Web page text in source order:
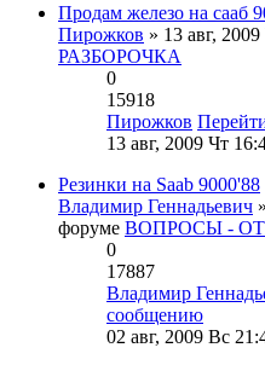
Продам железо на сааб
Пирожков » 13 авг,
РАЗБОРОЧКА
0
15918
Пирожков
13 авг, 2009 Чт
Резинки на Saab 9000'88
Владимир Геннадьевич
форуме ВОПРОСЫ -
0
17887
Владимир
сообщению
02 авг, 2009 Вс